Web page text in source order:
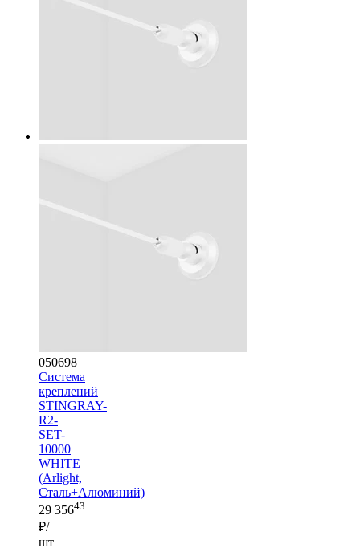
050698
Система
креплений
STINGRAY-
R2-
SET-
10000
WHITE
(Arlight,
Сталь+Алюминий)
29 35643
₽/
шт